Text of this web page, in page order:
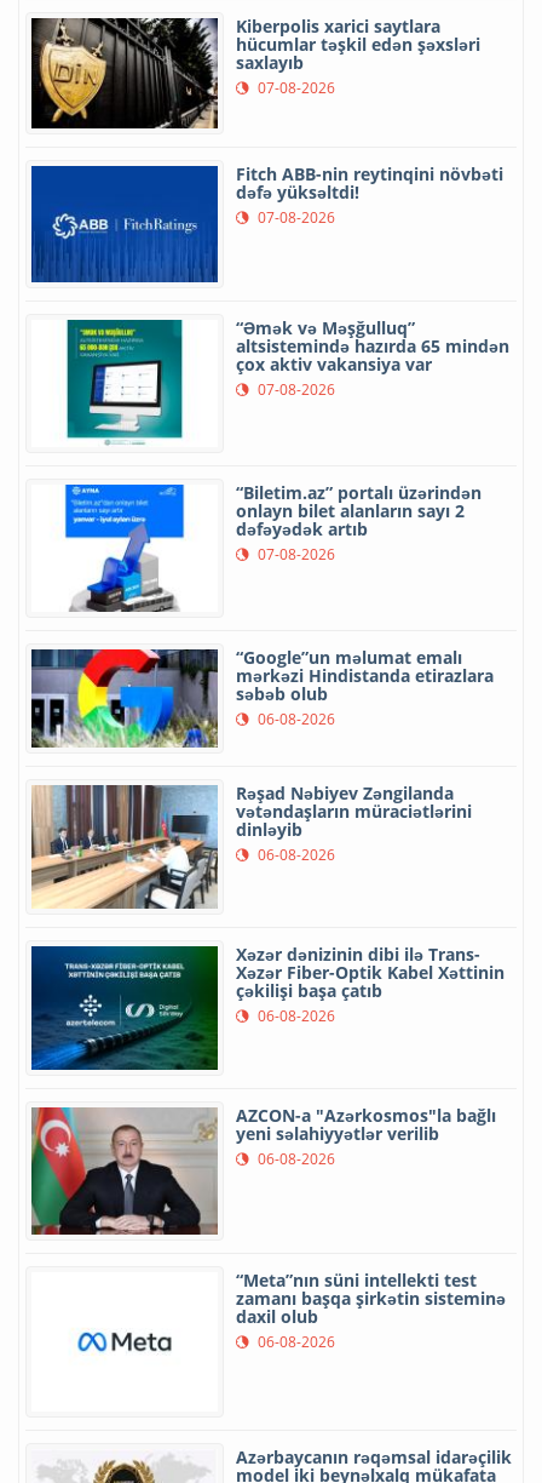
Kiberpolis xarici saytlara
hücumlar təşkil edən şəxsləri
saxlayıb
07-08-2026
Fitch ABB-nin reytinqini növbəti
dəfə yüksəltdi!
07-08-2026
“Əmək və Məşğulluq”
altsistemində hazırda 65 mindən
çox aktiv vakansiya var
07-08-2026
“Biletim.az” portalı üzərindən
onlayn bilet alanların sayı 2
dəfəyədək artıb
07-08-2026
“Google”un məlumat emalı
mərkəzi Hindistanda etirazlara
səbəb olub
06-08-2026
Rəşad Nəbiyev Zəngilanda
vətəndaşların müraciətlərini
dinləyib
06-08-2026
Xəzər dənizinin dibi ilə Trans-
Xəzər Fiber-Optik Kabel Xəttinin
çəkilişi başa çatıb
06-08-2026
AZCON-a "Azərkosmos"la bağlı
yeni səlahiyyətlər verilib
06-08-2026
“Meta”nın süni intellekti test
zamanı başqa şirkətin sisteminə
daxil olub
06-08-2026
Azərbaycanın rəqəmsal idarəçilik
model iki beynəlxalq mükafata